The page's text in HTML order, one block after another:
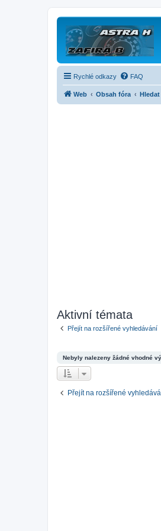
Rychlé odkazy FAQ
Web Obsah fóra Hledat
Aktivní témata
Přejít na rozšířené vyhledávání
Nebyly nalezeny žádné vhodné
Přejít na rozšířené